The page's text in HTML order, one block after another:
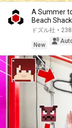
A Summer
Beach
ドズル社 •
New